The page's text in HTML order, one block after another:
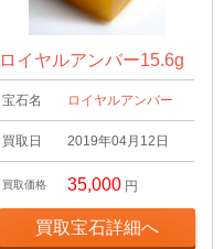
ロイヤルアンバー15.6g
宝石名 ロイヤルアンバー
買取日 2019年04月12日
買取価格 35,000 円
買取宝石詳細へ